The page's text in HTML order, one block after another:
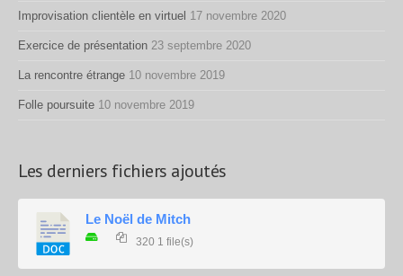
Improvisation clientèle en virtuel 17 novembre 2020
Exercice de présentation 23 septembre 2020
La rencontre étrange 10 novembre 2019
Folle poursuite 10 novembre 2019
Les derniers fichiers ajoutés
Le Noël de Mitch
320 1 file(s)